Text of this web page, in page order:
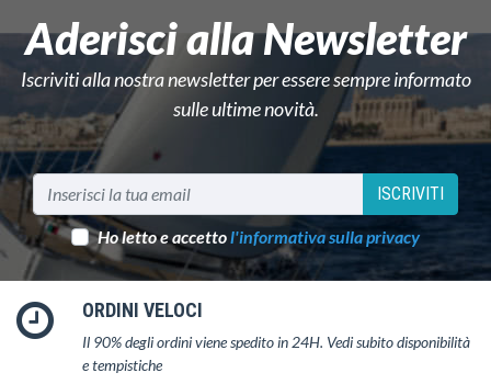
Aderisci alla Newsletter
Iscriviti alla nostra newsletter per essere sempre informato
sulle ultime novità.
ISCRIVITI
Ho letto e accettol'informativa sulla privacy
ORDINI VELOCI
Il 90% degli ordini viene spedito in 24H. Vedi subito disponibilità
e tempistiche